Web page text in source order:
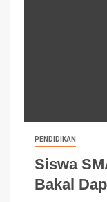
PENDIDIKAN
Siswa
Bakal